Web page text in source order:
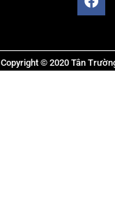
Copyright © 2020 Tân